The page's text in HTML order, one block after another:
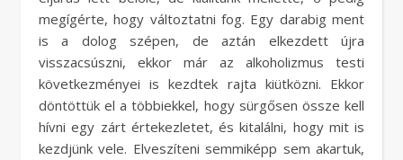
megígérte, hogy változtatni fog. Egy darabig ment
is a dolog szépen, de aztán elkezdett újra
visszacsúszni, ekkor már az alkoholizmus testi
következményei is kezdtek rajta kiütközni. Ekkor
döntöttük el a többiekkel, hogy sürgősen össze kell
hívni egy zárt értekezletet, és kitalálni, hogy mit is
kezdjünk vele. Elveszíteni semmiképp sem akartuk,